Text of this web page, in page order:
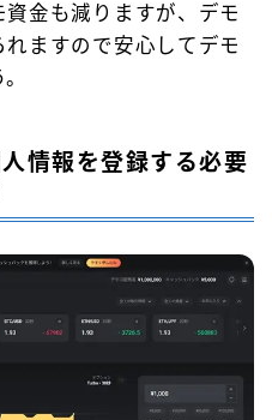
金も減りますが、デモ
ますので安心してデモ
情報を登録する必要